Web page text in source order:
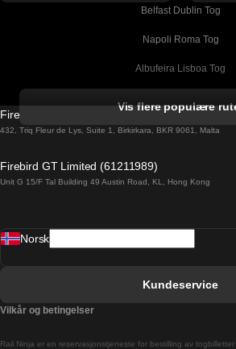
Belfast Dublin Tog
Napoli Roma Tog
Albufeira Lisboa Tog
Barcelona Madrid Tog
Barcelona Sevilla Tog
Vis flere populære
Firebird GT Limited (OC 1451)
432, Triq Fleur de Lys, Suite 1, Birkirkara, BKR 9061, Malta
Firebird GT Limited (61211989)
Unit G 15/F Tal Building 49 Austin Road, KL, Hong Kong
Rail Ninja er en reservasjons­tjeneste for bestilling av
Norsk
Kundeservice
Vilkår og betingelser